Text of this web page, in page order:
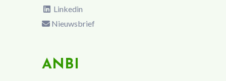
Linkedin
Nieuwsbrief
ANBI